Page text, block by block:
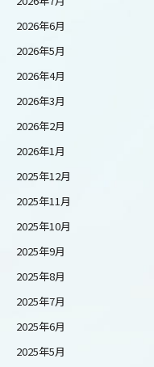
2026年6月
2026年5月
2026年4月
2026年3月
2026年2月
2026年1月
2025年12月
2025年11月
2025年10月
2025年9月
2025年8月
2025年7月
2025年6月
2025年5月